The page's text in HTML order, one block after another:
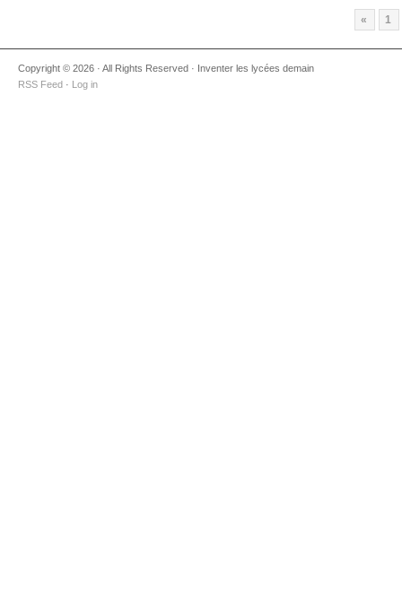
« 1
Copyright © 2026 · All Rights Reserved · Inventer les lycées demain
RSS Feed · Log in